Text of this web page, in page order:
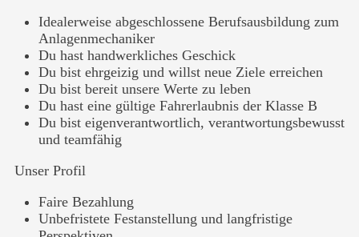
Idealerweise abgeschlossene Berufsausbildung zum
Anlagenmechaniker
Du hast handwerkliches Geschick
Du bist ehrgeizig und willst neue Ziele erreichen
Du bist bereit unsere Werte zu leben
Du hast eine gültige Fahrerlaubnis der Klasse B
Du bist eigenverantwortlich, verantwortungsbewusst
und teamfähig
Unser Profil
Faire Bezahlung
Unbefristete Festanstellung und langfristige